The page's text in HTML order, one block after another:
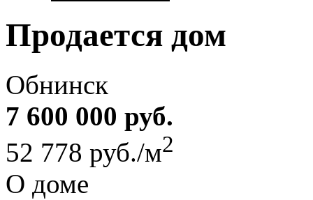
Продается дом
Обнинск
7 600 000 руб.
52 778 руб./м2
О доме